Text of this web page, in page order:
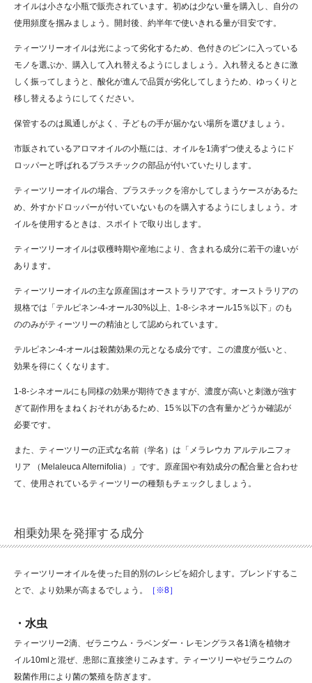
オイルは小さな小瓶で販売されています。初めは少ない量を購入し、自分の
使用頻度を掴みましょう。開封後、約半年で使いきれる量が目安です。
ティーツリーオイルは光によって劣化するため、色付きのビンに入っている
モノを選ぶか、購入して入れ替えるようにしましょう。入れ替えるときに激
しく振ってしまうと、酸化が進んで品質が劣化してしまうため、ゆっくりと
移し替えるようにしてください。
保管するのは風通しがよく、子どもの手が届かない場所を選びましょう。
市販されているアロマオイルの小瓶には、オイルを1滴ずつ使えるようにド
ロッパーと呼ばれるプラスチックの部品が付いていたりします。
ティーツリーオイルの場合、プラスチックを溶かしてしまうケースがあるた
め、外すかドロッパーが付いていないものを購入するようにしましょう。オ
イルを使用するときは、スポイトで取り出します。
ティーツリーオイルは収穫時期や産地により、含まれる成分に若干の違いが
あります。
ティーツリーオイルの主な原産国はオーストラリアです。オーストラリアの
規格では「テルピネン-4-オール30%以上、1-8-シネオール15％以下」のも
ののみがティーツリーの精油として認められています。
テルピネン-4-オールは殺菌効果の元となる成分です。この濃度が低いと、
効果を得にくくなります。
1-8-シネオールにも同様の効果が期待できますが、濃度が高いと刺激が強す
ぎて副作用をまねくおそれがあるため、15％以下の含有量かどうか確認が
必要です。
また、ティーツリーの正式な名前（学名）は「メラレウカ アルテルニフォ
リア （Melaleuca Alternifolia）」です。原産国や有効成分の配合量と合わせ
て、使用されているティーツリーの種類もチェックしましょう。
相乗効果を発揮する成分
ティーツリーオイルを使った目的別のレシピを紹介します。ブレンドするこ
とで、より効果が高まるでしょう。
［※8］
・水虫
ティーツリー2滴、ゼラニウム・ラベンダー・レモングラス各1滴を植物オ
イル10mlと混ぜ、患部に直接塗りこみます。ティーツリーやゼラニウムの
殺菌作用により菌の繁殖を防ぎます。